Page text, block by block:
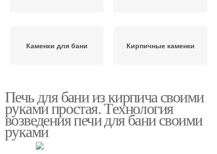
Каменки для бани Кирпичные каменки
Печь для бани из кирпича своими
руками простая. Технология
возведения печи для бани своими
руками